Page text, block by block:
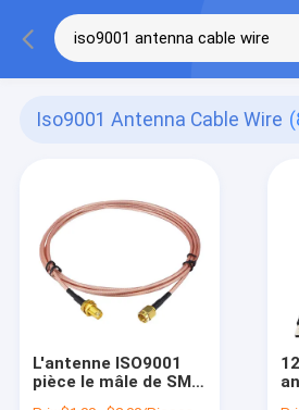
Iso9001 Antenna Cable Wire
L'antenne ISO9001
pièce le mâle de SMA